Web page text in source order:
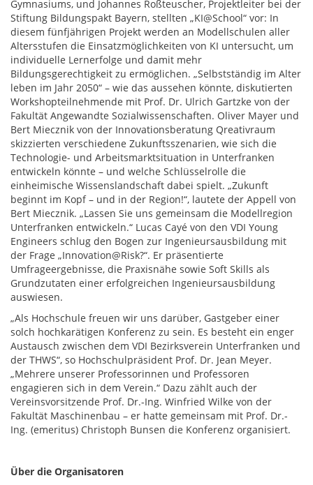
Gymnasiums, und Johannes Roßteuscher, Projektleiter bei der
Stiftung Bildungspakt Bayern, stellten „KI@School“ vor: In
diesem fünfjährigen Projekt werden an Modellschulen aller
Altersstufen die Einsatzmöglichkeiten von KI untersucht, um
individuelle Lernerfolge und damit mehr
Bildungsgerechtigkeit zu ermöglichen. „Selbstständig im Alter
leben im Jahr 2050“ – wie das aussehen könnte, diskutierten
Workshopteilnehmende mit Prof. Dr. Ulrich Gartzke von der
Fakultät Angewandte Sozialwissenschaften. Oliver Mayer und
Bert Miecznik von der Innovationsberatung Qreativraum
skizzierten verschiedene Zukunftsszenarien, wie sich die
Technologie- und Arbeitsmarktsituation in Unterfranken
entwickeln könnte – und welche Schlüsselrolle die
einheimische Wissenslandschaft dabei spielt. „Zukunft
beginnt im Kopf – und in der Region!“, lautete der Appell von
Bert Miecznik. „Lassen Sie uns gemeinsam die Modellregion
Unterfranken entwickeln.“ Lucas Cayé von den VDI Young
Engineers schlug den Bogen zur Ingenieursausbildung mit
der Frage „Innovation@Risk?“. Er präsentierte
Umfrageergebnisse, die Praxisnähe sowie Soft Skills als
Grundzutaten einer erfolgreichen Ingenieursausbildung
auswiesen.
„Als Hochschule freuen wir uns darüber, Gastgeber einer
solch hochkarätigen Konferenz zu sein. Es besteht ein enger
Austausch zwischen dem VDI Bezirksverein Unterfranken und
der THWS“, so Hochschulpräsident Prof. Dr. Jean Meyer.
„Mehrere unserer Professorinnen und Professoren
engagieren sich in dem Verein.“ Dazu zählt auch der
Vereinsvorsitzende Prof. Dr.-Ing. Winfried Wilke von der
Fakultät Maschinenbau – er hatte gemeinsam mit Prof. Dr.-
Ing. (emeritus) Christoph Bunsen die Konferenz organisiert.
Über die Organisatoren